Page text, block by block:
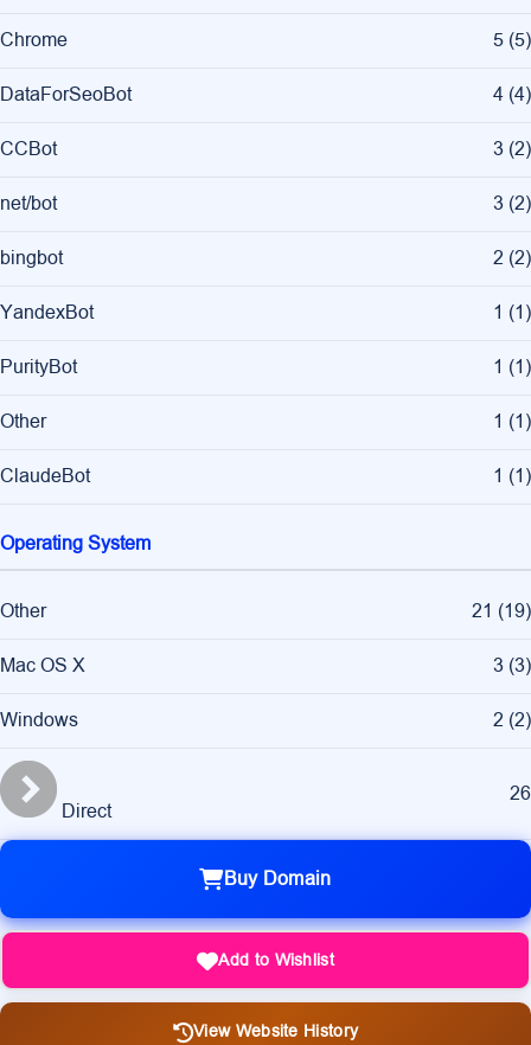
Chrome 5 (5)
DataForSeoBot 4 (4)
CCBot 3 (2)
net/bot 3 (2)
bingbot 2 (2)
YandexBot 1 (1)
PurityBot 1 (1)
Other 1 (1)
ClaudeBot 1 (1)
Operating System
Other 21 (19)
Mac OS X 3 (3)
Windows 2 (2)
Direct
26
Buy Domain
Add to Wishlist
View Website History